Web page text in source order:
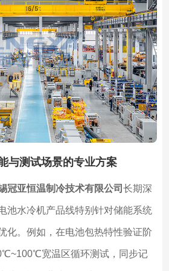
与测试场景的专业方案
冠亚恒温制冷技术有限公司 长期深
池水冷机产品线特别针对储能系统
化。例如，在电池包热特性验证阶
宽温区循环测试，同步记